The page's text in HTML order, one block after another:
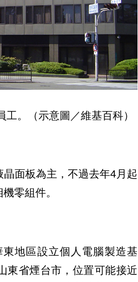
。（示意圖／維基百科）
面板為主，不過去年4月起
零組件。
地區設立個人電腦製造基
東省煙台市，位置可能接近